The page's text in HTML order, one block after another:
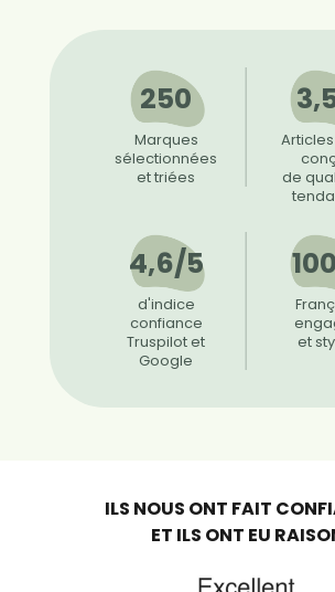
250
Marques
sélectionnées
et triées
de
4,6/5
d'indice
confiance
Truspilot et
Google
et
ILS NOUS ONT FAIT
ET ILS ONT EU